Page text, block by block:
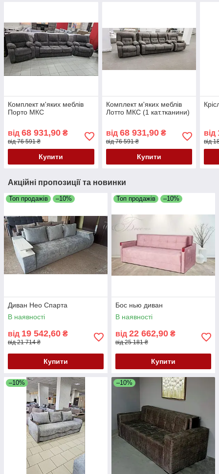
Комплект м'яких меблів
Порто МКС
від 68 931,90 ₴
від 76 591 ₴
Купити
Комплект м'яких меблів
Лотто МКС (1 кат.тканини)
від 68 931,90₴
від 76 591 ₴
Купити
від
від
Акційні пропозиції та новинки
Топ продажів –10%
Диван Нео Спарта
В наявності
від 19 542,60 ₴
від 21 714 ₴
Купити
Топ продажів –10%
Бос нью диван
В наявності
від 22 662,90 ₴
від 25 181 ₴
Купити
–10% –10%